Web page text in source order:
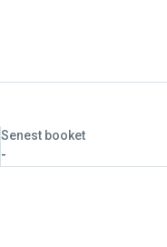
Senest booket
-